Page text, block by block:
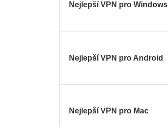
Nejlepší VPN pro Windows
Nejlepší VPN pro Android
Nejlepší VPN pro Mac